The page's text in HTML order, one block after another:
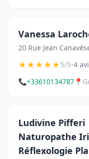
Vanessa
20 Rue Jean
★★★★★5/5•4
📞+33610134787 📍
Ludivine Pifferi
Naturopathe
Réflexologie